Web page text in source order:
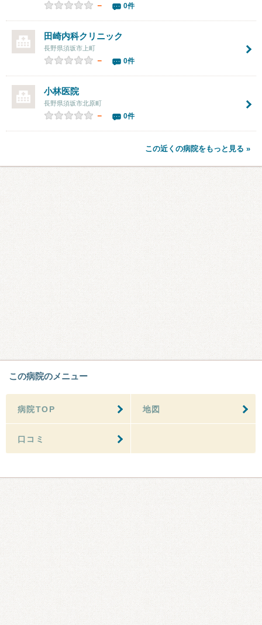
－ 0件
田崎内科クリニック
長野県須坂市上町
－ 0件
小林医院
長野県須坂市北原町
－ 0件
この近くの病院をもっと見る »
この病院のメニュー
病院TOP 地図
口コミ